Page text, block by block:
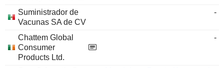
Suministrador de
Vacunas SA de CV
-
Chattem Global
Consumer
Products Ltd.
-